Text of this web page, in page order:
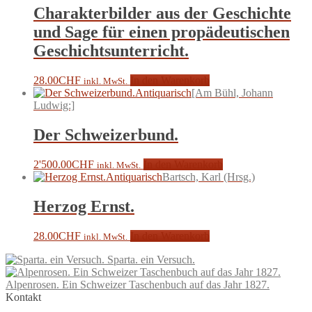
Charakterbilder aus der Geschichte
und Sage für einen propädeutischen
Geschichtsunterricht.
28.00CHF inkl. MwSt.
Antiquarisch[Am Bühl, Johann
Ludwig:]
Der Schweizerbund.
2'500.00CHF inkl. MwSt.
AntiquarischBartsch, Karl (Hrsg.)
Herzog Ernst.
28.00CHF inkl. MwSt.
Sparta. ein Versuch.
Alpenrosen. Ein Schweizer Taschenbuch auf das Jahr 1827.
Kontakt